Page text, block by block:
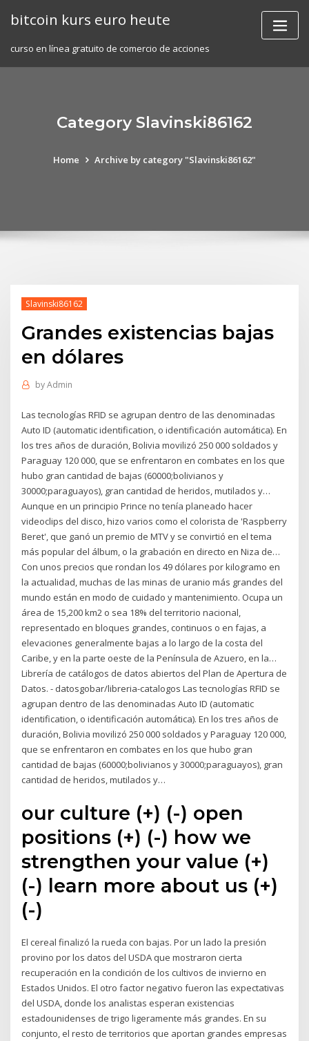
bitcoin kurs euro heute
curso en línea gratuito de comercio de acciones
Category Slavinski86162
Home Archive by category "Slavinski86162"
Slavinski86162
Grandes existencias bajas
en dólares
byAdmin
Las tecnologías RFID se agrupan dentro de las denominadas
Auto ID (automatic identification, o identificación automática). En
los tres años de duración, Bolivia movilizó 250 000 soldados y
Paraguay 120 000, que se enfrentaron en combates en los que
hubo gran cantidad de bajas (60000;bolivianos y
30000;paraguayos), gran cantidad de heridos, mutilados y…
Aunque en un principio Prince no tenía planeado hacer
videoclips del disco, hizo varios como el colorista de 'Raspberry
Beret', que ganó un premio de MTV y se convirtió en el tema
más popular del álbum, o la grabación en directo en Niza de…
Con unos precios que rondan los 49 dólares por kilogramo en
la actualidad, muchas de las minas de uranio más grandes del
mundo están en modo de cuidado y mantenimiento. Ocupa un
área de 15,200 km2 o sea 18% del territorio nacional,
representado en bloques grandes, continuos o en fajas, a
elevaciones generalmente bajas a lo largo de la costa del
Caribe, y en la parte oeste de la Península de Azuero, en la…
Librería de catálogos de datos abiertos del Plan de Apertura de
Datos. - datosgobar/libreria-catalogos Las tecnologías RFID se
agrupan dentro de las denominadas Auto ID (automatic
identification, o identificación automática). En los tres años de
duración, Bolivia movilizó 250 000 soldados y Paraguay 120 000,
que se enfrentaron en combates en los que hubo gran
cantidad de bajas (60000;bolivianos y 30000;paraguayos), gran
cantidad de heridos, mutilados y…
our culture (+) (-) open
positions (+) (-) how we
strengthen your value (+)
(-) learn more about us (+)
(-)
El cereal finalizó la rueda con bajas. Por un lado la presión
provino por los datos del USDA que mostraron cierta
recuperación en la condición de los cultivos de invierno en
Estados Unidos. El otro factor negativo fueron las expectativas
del USDA, donde los analistas esperan existencias
estadounidenses de trigo ligeramente más grandes. En su
conjunto, el resto de territorios que aportan grandes empresas